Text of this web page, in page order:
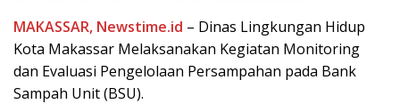
MAKASSAR, Newstime.id – Dinas Lingkungan Hidup
Kota Makassar Melaksanakan Kegiatan Monitoring
dan Evaluasi Pengelolaan Persampahan pada Bank
Sampah Unit (BSU).